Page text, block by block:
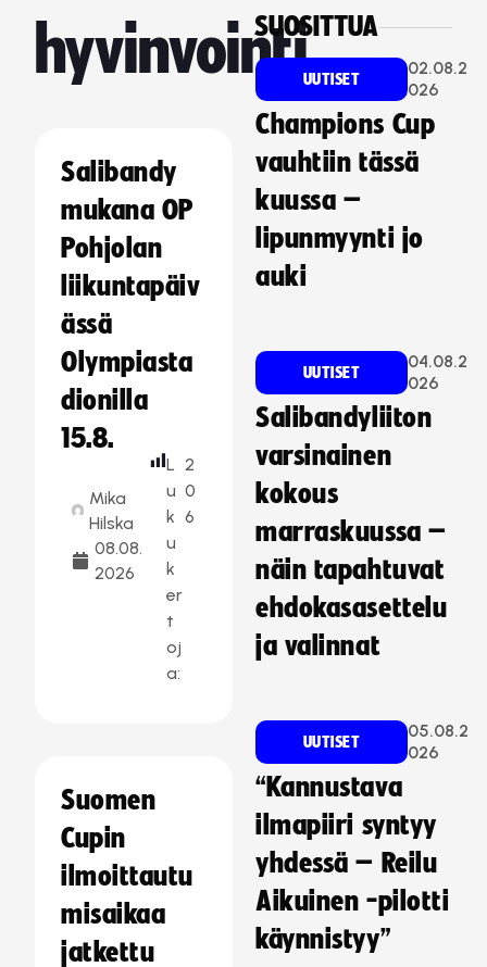
hyvinvointi
Salibandy
mukana OP
Pohjolan
liikuntapäiv
ässä
Olympiasta
dionilla
15.8.
Mika
Hilska
08.08.
2026
L
u
k
u
k
er
t
oj
a:
2
0
6
Suomen
Cupin
ilmoittautu
misaikaa
jatkettu
SUOSITTUA
UUTISET
02.08.2
026
Champions Cup
vauhtiin tässä
kuussa –
lipunmyynti jo
auki
UUTISET
04.08.2
026
Salibandyliiton
varsinainen
kokous
marraskuussa –
näin tapahtuvat
ehdokasasettelu
ja valinnat
UUTISET
05.08.2
026
“Kannustava
ilmapiiri syntyy
yhdessä – Reilu
Aikuinen -pilotti
käynnistyy”